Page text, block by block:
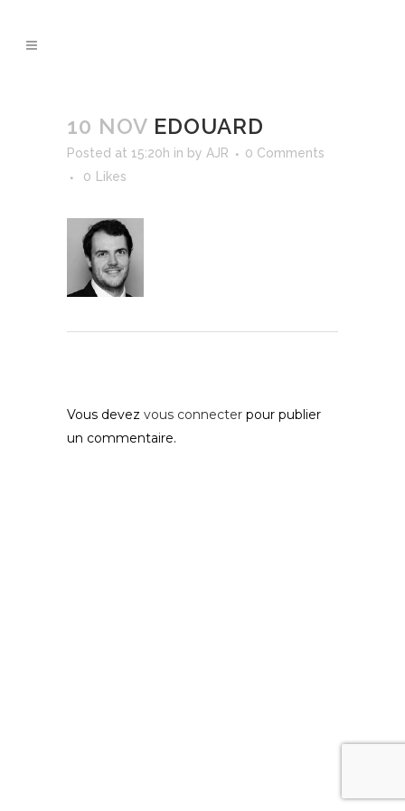
10 NOV EDOUARD
Posted at 15:20h in by AJR
0 Comments
0
Likes
Vous devez vous connecter pour publier
un commentaire.